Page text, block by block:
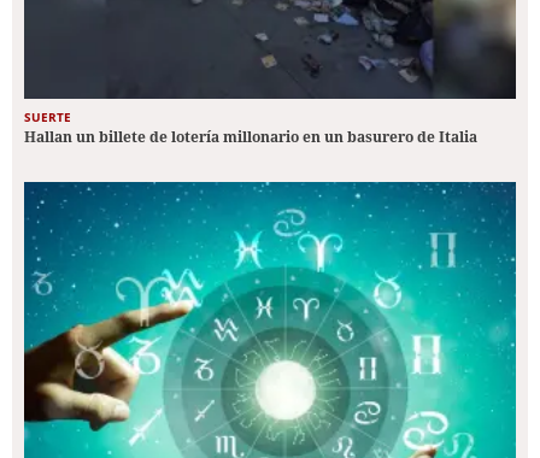
SUERTE
Hallan un billete de lotería millonario en un basurero de Italia